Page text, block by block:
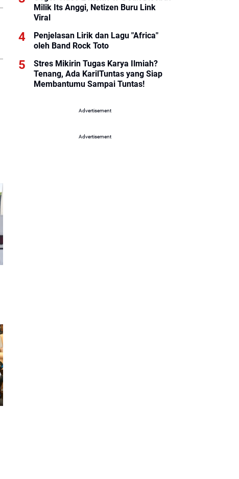
Milik Its Anggi, Netizen Buru Link
Viral
Penjelasan Lirik dan Lagu "Africa"
oleh Band Rock Toto
Stres Mikirin Tugas Karya Ilmiah?
Tenang, Ada KarilTuntas yang Siap
Membantumu Sampai Tuntas!
Advertisement
Advertisement